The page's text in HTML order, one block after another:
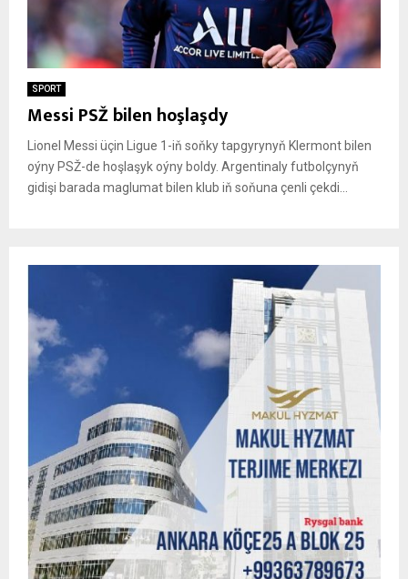
SPORT
Messi PSŽ bilen hoşlaşdy
Lionel Messi üçin Ligue 1-iň soňky tapgyrynyň Klermont bilen
oýny PSŽ-de hoşlaşyk oýny boldy. Argentinaly futbolçynyň
gidişi barada maglumat bilen klub iň soňuna çenli çekdi...